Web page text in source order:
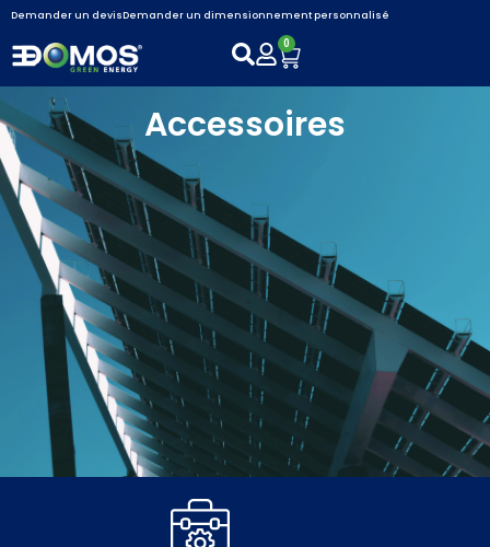
Demander un devisDemander un dimensionnement personnalisé
0
Accessoires